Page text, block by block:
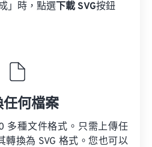
」時，點選 下載 SVG按鈕
任何檔案
多種文件格式。只需上傳任
轉換為 SVG 格式。您也可以